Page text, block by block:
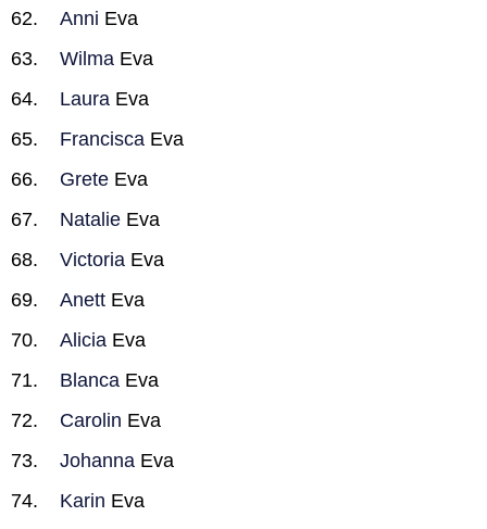
Anni Eva
Wilma Eva
Laura Eva
Francisca Eva
Grete Eva
Natalie Eva
Victoria Eva
Anett Eva
Alicia Eva
Blanca Eva
Carolin Eva
Johanna Eva
Karin Eva